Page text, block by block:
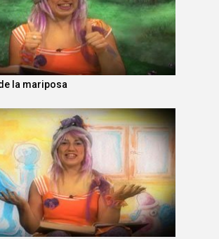
la mariposa